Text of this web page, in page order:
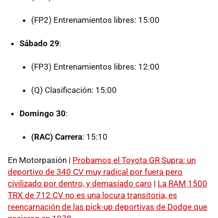
(FP2) Entrenamientos libres: 15:00
Sábado 29:
(FP3) Entrenamientos libres: 12:00
(Q) Clasificación: 15:00
Domingo 30:
(RAC) Carrera: 15:10
En Motorpasión | Probamos el Toyota GR Supra: un
deportivo de 340 CV muy radical por fuera pero
civilizado por dentro, y demasiado caro | La RAM 1500
TRX de 712 CV no es una locura transitoria, es
reencarnación de las pick-up deportivas de Dodge que